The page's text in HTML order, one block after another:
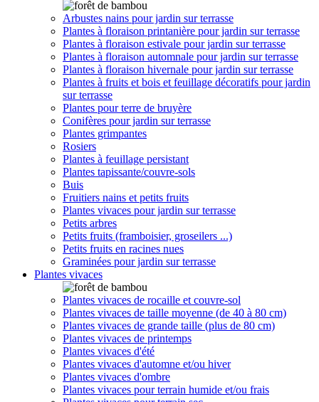
Arbustes nains pour jardin sur terrasse
Plantes à floraison printanière pour jardin sur terrasse
Plantes à floraison estivale pour jardin sur terrasse
Plantes à floraison automnale pour jardin sur terrasse
Plantes à floraison hivernale pour jardin sur terrasse
Plantes à fruits et bois et feuillage décoratifs pour jardin
sur terrasse
Plantes pour terre de bruyère
Conifères pour jardin sur terrasse
Plantes grimpantes
Rosiers
Plantes à feuillage persistant
Plantes tapissante/couvre-sols
Buis
Fruitiers nains et petits fruits
Plantes vivaces pour jardin sur terrasse
Petits arbres
Petits fruits (framboisier, groseilers ...)
Petits fruits en racines nues
Graminées pour jardin sur terrasse
Plantes vivaces
Plantes vivaces de rocaille et couvre-sol
Plantes vivaces de taille moyenne (de 40 à 80 cm)
Plantes vivaces de grande taille (plus de 80 cm)
Plantes vivaces de printemps
Plantes vivaces d'été
Plantes vivaces d'automne et/ou hiver
Plantes vivaces d'ombre
Plantes vivaces pour terrain humide et/ou frais